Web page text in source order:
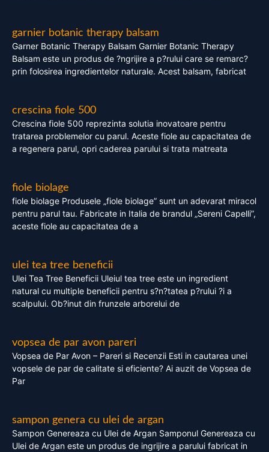
garnier botanic therapy balsam
Garner Botanic Therapy Balsam Garnier Botanic Therapy
Balsam este un produs de ?ngrijire a p?rului care se remarc?
prin folosirea ingredientelor naturale. Acest balsam, fabricat
crescina fiole 500
Crescina fiole 500 reprezinta solutia inovatoare pentru
tratarea problemelor cu parul. Aceste fiole au capacitatea de
a regenera parul, opri caderea parului si trata matreata
fiole biolage
fiole biolage Produsele „fiole biolage” sunt un adevarat miracol
pentru parul tau. Fabricate in Italia de brandul „Sereni Capelli”,
aceste fiole au capacitatea de a
ulei tea tree beneficii
Ulei Tea Tree Beneficii Uleiul tea tree este un ingredient
natural cu multiple beneficii pentru s?n?tatea p?rului ?i a
scalpului. Ob?inut din frunzele arborelui de
vopsea de par avon pareri
Vopsea de Par Avon – Pareri si Recenzii Esti in cautarea unei
vopsele de par de calitate si eficiente? Ai auzit de Vopsea de
Par
sampon genera cu ulei de argan
Sampon Genereaza cu Ulei de Argan Samponul Genereaza cu
Ulei de Argan este un produs de ingrijire a parului fabricat in